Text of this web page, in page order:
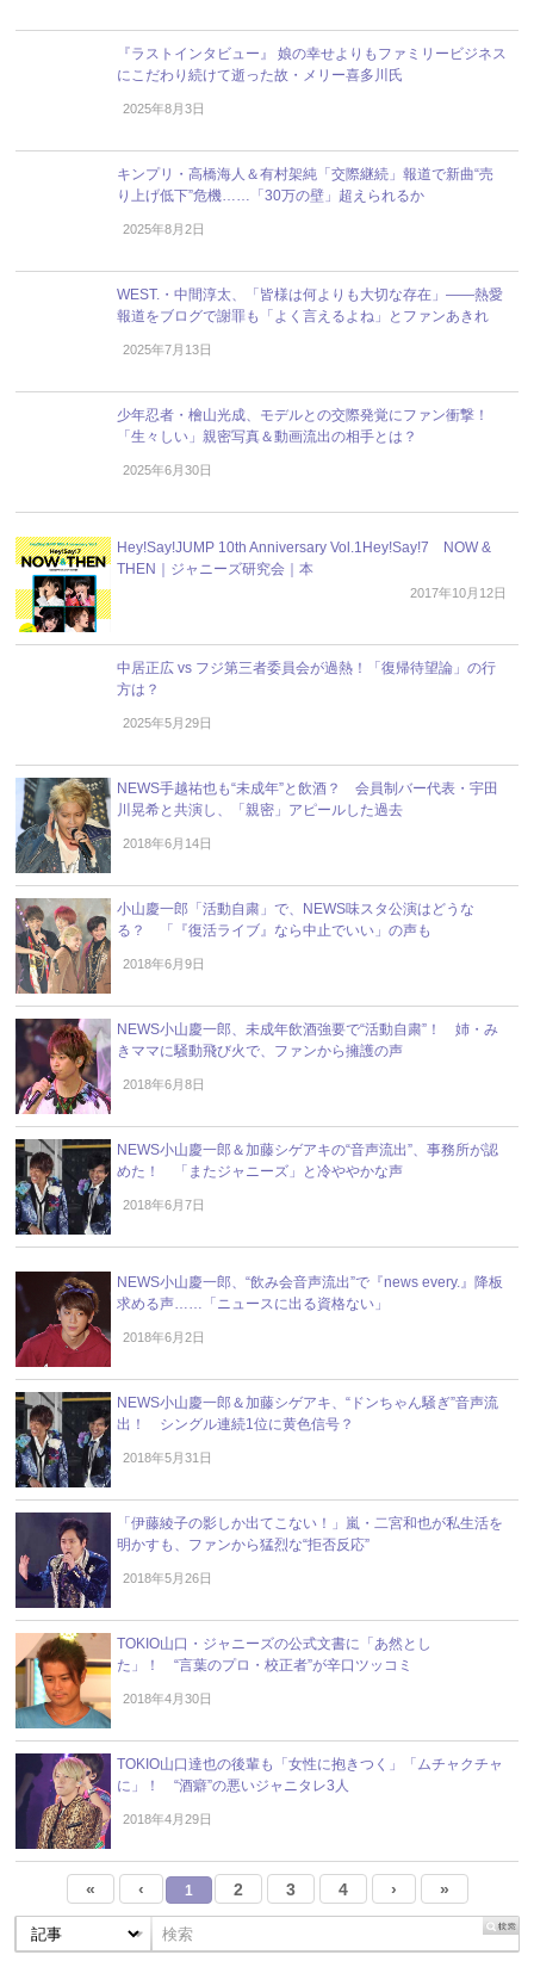
『ラストインタビュー』 娘の幸せよりもファミリービジネス
にこだわり続けて逝った故・メリー喜多川氏
2025年8月3日
キンプリ・高橋海人＆有村架純「交際継続」報道で新曲“売
り上げ低下”危機……「30万の壁」超えられるか
2025年8月2日
WEST.・中間淳太、「皆様は何よりも大切な存在」――熱愛
報道をブログで謝罪も「よく言えるよね」とファンあきれ
2025年7月13日
少年忍者・檜山光成、モデルとの交際発覚にファン衝撃！
「生々しい」親密写真＆動画流出の相手とは？
2025年6月30日
Hey!Say!JUMP 10th Anniversary Vol.1Hey!Say!7 NOW &
THEN｜ジャニーズ研究会｜本
2017年10月12日
中居正広 vs フジ第三者委員会が過熱！「復帰待望論」の行
方は？
2025年5月29日
NEWS手越祐也も“未成年”と飲酒？ 会員制バー代表・宇田
川晃希と共演し、「親密」アピールした過去
2018年6月14日
小山慶一郎「活動自粛」で、NEWS味スタ公演はどうな
る？ 「『復活ライブ』なら中止でいい」の声も
2018年6月9日
NEWS小山慶一郎、未成年飲酒強要で“活動自粛”！ 姉・み
きママに騒動飛び火で、ファンから擁護の声
2018年6月8日
NEWS小山慶一郎＆加藤シゲアキの“音声流出”、事務所が認
めた！ 「またジャニーズ」と冷ややかな声
2018年6月7日
NEWS小山慶一郎、“飲み会音声流出”で『news every.』降板
求める声……「ニュースに出る資格ない」
2018年6月2日
NEWS小山慶一郎＆加藤シゲアキ、“ドンちゃん騒ぎ”音声流
出！ シングル連続1位に黄色信号？
2018年5月31日
「伊藤綾子の影しか出てこない！」嵐・二宮和也が私生活を
明かすも、ファンから猛烈な“拒否反応”
2018年5月26日
TOKIO山口・ジャニーズの公式文書に「あ然とし
た」！ “言葉のプロ・校正者”が辛口ツッコミ
2018年4月30日
TOKIO山口達也の後輩も「女性に抱きつく」「ムチャクチャ
に」！ “酒癖”の悪いジャニタレ3人
2018年4月29日
« ‹ 1 2 3 4 › »